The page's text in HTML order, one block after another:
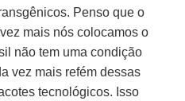
Penso que o
mais nós colocamos o
não tem uma condição
vez mais refém dessas
tecnológicos. Isso